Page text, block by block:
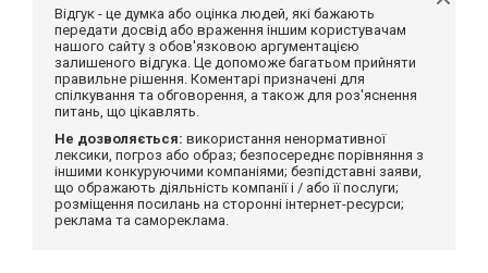
Відгук - це думка або оцінка людей, які бажають
передати досвід або враження іншим користувачам
нашого сайту з обов'язковою аргументацією
залишеного відгука. Це допоможе багатьом прийняти
правильне рішення. Коментарі призначені для
спілкування та обговорення, а також для роз'яснення
питань, що цікавлять.
Не дозволяється: використання ненормативної
лексики, погроз або образ; безпосереднє порівняння з
іншими конкуруючими компаніями; безпідставні заяви,
що ображають діяльність компанії і / або її послуги;
розміщення посилань на сторонні інтернет-ресурси;
реклама та самореклама.